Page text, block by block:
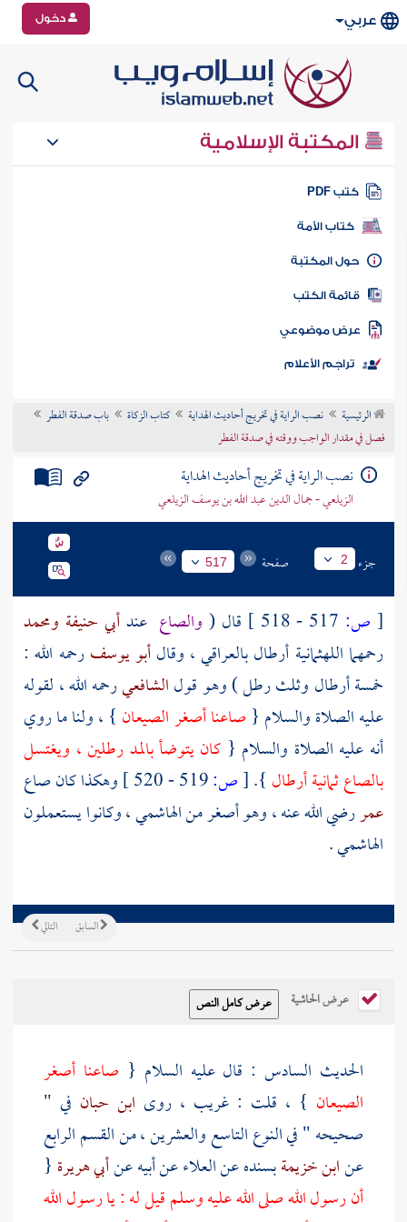
عربي دخول
المكتبة الإسلامية
كتب PDF
كتاب الأمة
المكتبة
الكتب
موضوعي
تراجم الأعلام
الرئيسية نصب الراية في تخريج أحاديث الهداية كتاب الزكاة
باب صدقة الفطر
فصل في مقدار الواجب ووقته في صدقة الفطر
نصب الراية في تخريج أحاديث الهداية
الزيلعي - جمال الدين عبد الله بن يوسف الزيلعي
جزء 2 صفحة 517
[ ص: قال ( والصاع عندأبي حنيفة ومحمد
رحمهما اللهثمانية أرطال بالعراقي ، وقالأبو يوسفرحمه الله :
خمسة أرطال وثلث رطل ) وهو قولالشافعيرحمه الله ، لقوله
عليه الصلاة والسلام { صاعنا أصغر الصيعان } ، ولنا ما روي
أنه عليه الصلاة والسلام { كان يتوضأ بالمد رطلين ، ويغتسل
بالصاع ثمانية أرطال }.
[ص:
وهكذا كان صاع
عمررضي الله عنه ، وهو أصغر من الهاشمي ، وكانوا يستعملون
الهاشمي .
التالي السابق
عرض الحاشية
الحديث السادس : قال عليه السلام { صاعنا أصغر
الصيعان } ، قلت : غريب ، روى ابن حبان في "
صحيحه " في النوع التاسع والعشرين ، من القسم الرابع
عنابن خزيمةبسنده عنالعلاءعن أبيه عنأبي هريرة {
أن رسول الله صلى الله عليه وسلم قيل له : يا رسول الله